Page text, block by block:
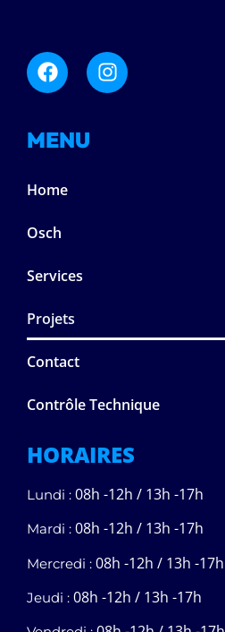
MENU
Home
Osch
Services
Projets
Contact
Contrôle Technique
HORAIRES
Lundi : 08h -12h / 13h -17h
Mardi : 08h -12h / 13h -17h
Mercredi : 08h -12h / 13h -17h
Jeudi : 08h -12h / 13h -17h